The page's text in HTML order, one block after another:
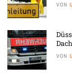
VON
VON